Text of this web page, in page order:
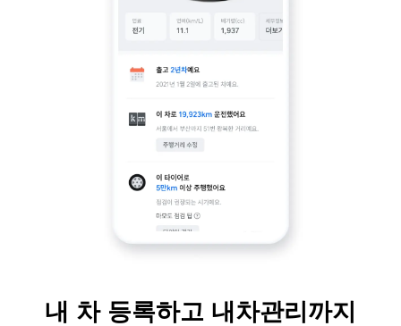
내 차 등록하고 내차관리까지